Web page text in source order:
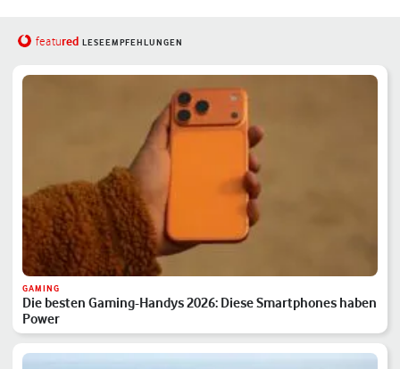
featured LESEEMPFEHLUNGEN
GAMING
Die besten Gaming-Handys 2026: Diese Smartphones haben
Power